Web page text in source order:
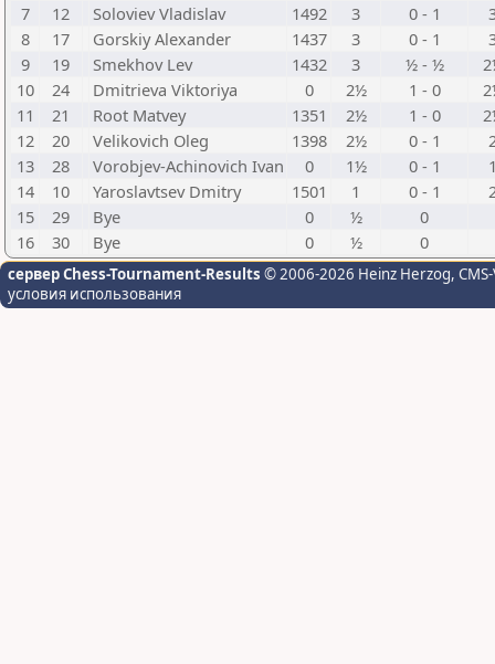
7
12 Soloviev Vladislav 1492 3 0 - 1
8
17 Gorskiy Alexander 1437 3 0 - 1
9
19 Smekhov Lev 1432 3 ½ - ½
10
24 Dmitrieva Viktoriya 0 2½ 1 - 0
11
21 Root Matvey 1351 2½ 1 - 0
12
20 Velikovich Oleg 1398 2½ 0 - 1
13
28 Vorobjev-Achinovich Ivan 0 1½ 0 - 1
14
10 Yaroslavtsev Dmitry 1501 1 0 - 1
15
29 Bye 0 ½
0
16
30 Bye 0 ½ 0
сервер Chess-Tournament-Results © 2006-2026 Heinz Herzog,
условия использования